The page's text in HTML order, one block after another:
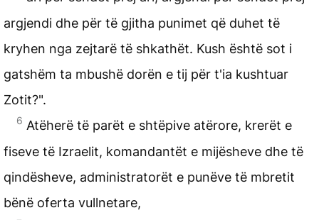
argjendi dhe për të gjitha punimet që duhet të
kryhen nga zejtarë të shkathët. Kush është sot i
gatshëm ta mbushë dorën e tij për t'ia kushtuar
Zotit?".
6 Atëherë të parët e shtëpive atërore, krerët e
fiseve të Izraelit, komandantët e mijësheve dhe të
qindësheve, administratorët e punëve të mbretit
bënë oferta vullnetare,